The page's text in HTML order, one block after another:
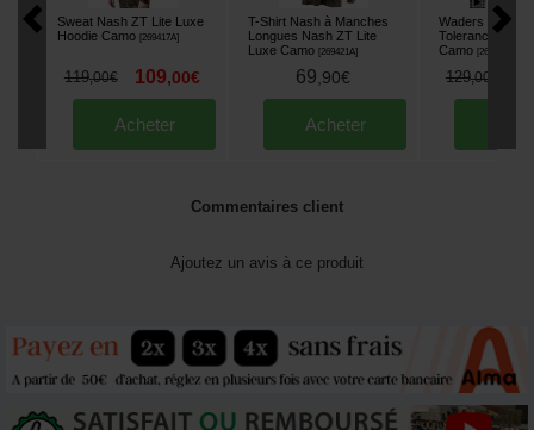
Sweat Nash ZT Lite Luxe
Hoodie Camo [269417A]
119,00€ 109,00€
Acheter
T-Shirt Nash à Manches
Longues Nash ZT Lite
Luxe Camo [269421A]
69 90€
Acheter
Waders Nash
Tolerance HD
Camo [268516A
129,00
Commentaires client
Ajoutez un avis à ce produit